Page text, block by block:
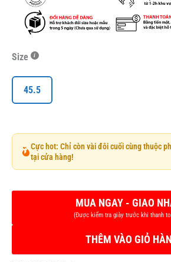
Size
45.5
Cực hot: Chỉ còn vài đôi cuối cùng thuộc
tại cửa hàng!
THÊM VÀO GIỎ